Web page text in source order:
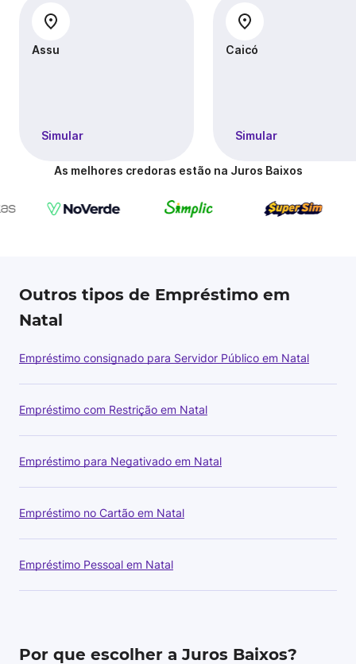
Assu
Simular
Caicó
Simular
As melhores credoras estão na Juros Baixos
Outros tipos de Empréstimo em
Natal
Empréstimo consignado para Servidor Público em Natal
Empréstimo com Restrição em Natal
Empréstimo para Negativado em Natal
Empréstimo no Cartão em Natal
Empréstimo Pessoal em Natal
Por que escolher a Juros Baixos?